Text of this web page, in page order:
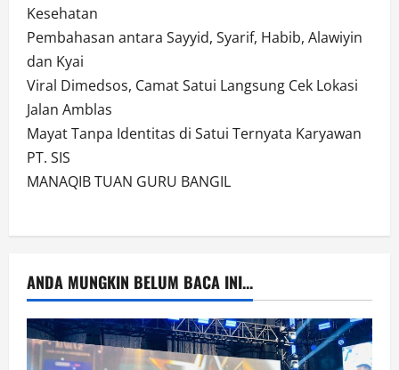
Kesehatan
Pembahasan antara Sayyid, Syarif, Habib, Alawiyin
dan Kyai
Viral Dimedsos, Camat Satui Langsung Cek Lokasi
Jalan Amblas
Mayat Tanpa Identitas di Satui Ternyata Karyawan
PT. SIS
MANAQIB TUAN GURU BANGIL
ANDA MUNGKIN BELUM BACA INI...